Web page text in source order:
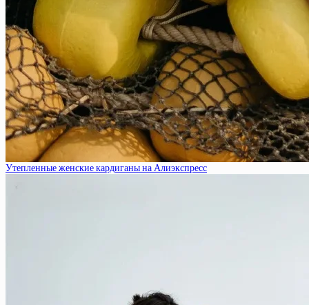
Утепленные женские кардиганы на Алиэкспресс